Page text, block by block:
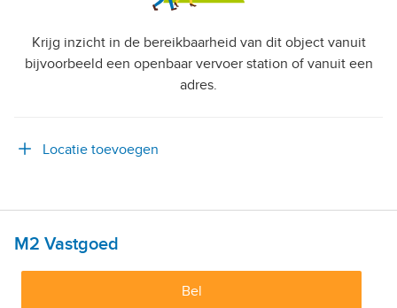
M2 Vastgoed
Bel
Krijg inzicht in de bereikbaarheid van dit object vanuit
bijvoorbeeld een openbaar vervoer station of vanuit een
adres.
Locatie toevoegen